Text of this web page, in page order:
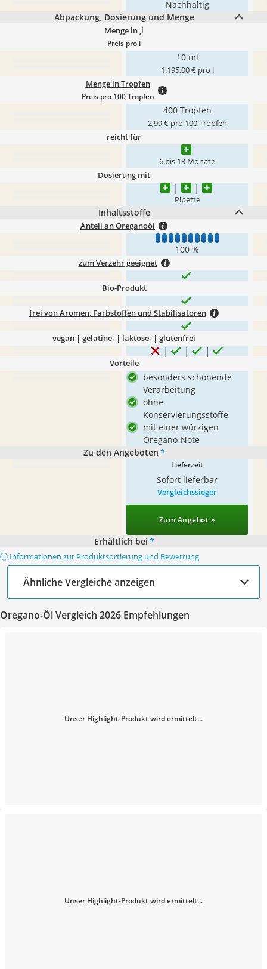
Nachhaltig
Abpackung, Dosierung und Menge
Menge in ,l
Preis pro l
10 ml
1.195,00 € pro l
Menge in Tropfen
Preis pro 100 Tropfen
400 Tropfen
2,99 € pro 100 Tropfen
reicht für
6 bis 13 Monate
Dosierung mit
Pipette
Inhaltsstoffe
Anteil an Oreganoöl
1 2 3 4 5 6 7 8 9 10
100 %
zum Verzehr geeignet
Bio-Produkt
frei von Aromen, Farbstoffen und Stabilisatoren
vegan | gelatine- | laktose- | glutenfrei
Vorteile
besonders schonende
Verarbeitung
ohne
Konservierungsstoffe
mit einer würzigen
Oregano-Note
Zu den Angeboten *
Lieferzeit
Sofort lieferbar
Vergleichssieger
Zum Angebot »
Erhältlich bei *
ⓘ Informationen zur Produktsortierung und Bewertung
Ähnliche Vergleiche anzeigen
Oregano-Öl Vergleich 2026 Empfehlungen
Unser Highlight-Produkt wird ermittelt...
Unser Highlight-Produkt wird ermittelt...